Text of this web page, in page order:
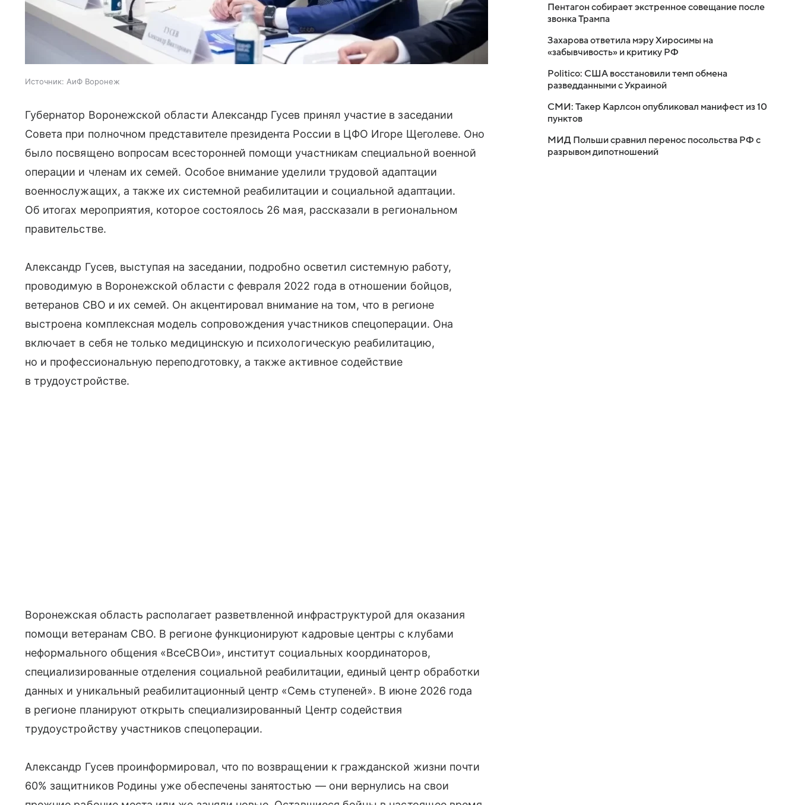
Источник: АиФ Воронеж
Губернатор Воронежской области Александр Гусев принял участие в заседании
Совета при полночном представителе президента России в ЦФО Игоре Щеголеве. Оно
было посвящено вопросам всесторонней помощи участникам специальной военной
операции и членам их семей. Особое внимание уделили трудовой адаптации
военнослужащих, а также их системной реабилитации и социальной адаптации.
Об итогах мероприятия, которое состоялось 26 мая, рассказали в региональном
правительстве.
Александр Гусев, выступая на заседании, подробно осветил системную работу,
проводимую в Воронежской области с февраля 2022 года в отношении бойцов,
ветеранов СВО и их семей. Он акцентировал внимание на том, что в регионе
выстроена комплексная модель сопровождения участников спецоперации. Она
включает в себя не только медицинскую и психологическую реабилитацию,
но и профессиональную переподготовку, а также активное содействие
в трудоустройстве.
Воронежская область располагает разветвленной инфраструктурой для оказания
помощи ветеранам СВО. В регионе функционируют кадровые центры с клубами
неформального общения «ВсеСВОи», институт социальных координаторов,
специализированные отделения социальной реабилитации, единый центр обработки
данных и уникальный реабилитационный центр «Семь ступеней». В июне 2026 года
в регионе планируют открыть специализированный Центр содействия
трудоустройству участников спецоперации.
Александр Гусев проинформировал, что по возвращении к гражданской жизни почти
60% защитников Родины уже обеспечены занятостью — они вернулись на свои
Пентагон собирает экстренное совещание после
звонка Трампа
Захарова ответила мэру Хиросимы на
«забывчивость» и критику РФ
Politico: США восстановили темп обмена
разведданными с Украиной
СМИ: Такер Карлсон опубликовал манифест из 10
пунктов
МИД Польши сравнил перенос посольства РФ с
разрывом дипотношений